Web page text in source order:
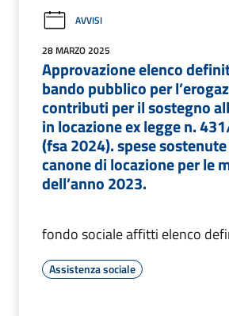
AVVISI
28 MARZO 2025
Approvazione elenco
bando pubblico per
contributi per il sostegno
in locazione ex legge n.
(fsa 2024). spese
canone di locazione per le
dell’anno 2023.
fondo sociale affitti elenco
Assistenza sociale